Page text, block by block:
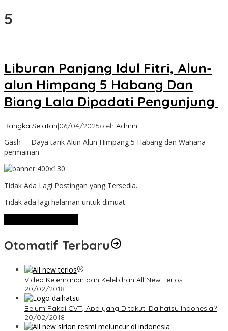
5
Liburan Panjang Idul Fitri, Alun-
alun Himpang 5 Habang Dan
Biang Lala Dipadati Pengunjung
Bangka Selatan|06/04/2025oleh Admin
Gash – Daya tarik Alun Alun Himpang 5 Habang dan Wahana
permainan
Tidak Ada Lagi Postingan yang Tersedia.
Tidak ada lagi halaman untuk dimuat.
Otomatif Terbaru
Video Kelemahan dan Kelebihan All New Terios
20/02/2018
Belum Pakai CVT, Apa yang Ditakuti Daihatsu Indonesia?
20/02/2018